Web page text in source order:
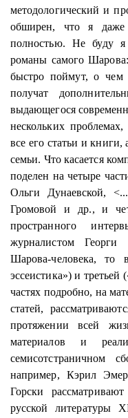
методологический и
обширен, что я даже
полностью. Не буду я
романы самогоШарова
быстро поймут, о чем
получат
выдающегося
нескольких
все его статьи и
семьи. Что касается
поделен на четыре
Ольги Дунаевской,
Громовой и др., и
пространного
журналистом Георги
Шарова-человека, то
эссеистика») и
частях подробно, на
статей,
протяжении всей
материалов и
семисотстраничном
например, Кэрил
Горски
русской